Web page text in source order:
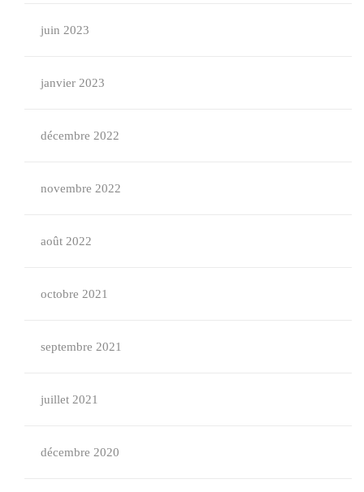
juin 2023
janvier 2023
décembre 2022
novembre 2022
août 2022
octobre 2021
septembre 2021
juillet 2021
décembre 2020